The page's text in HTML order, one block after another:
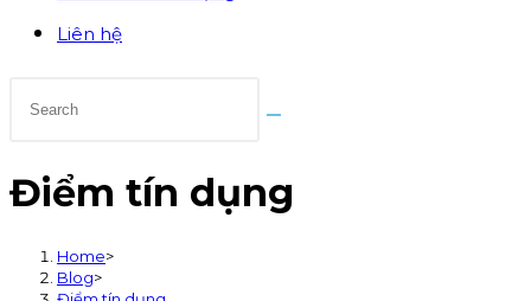
Liên hệ
Điểm tín dụng
Home>
Blog>